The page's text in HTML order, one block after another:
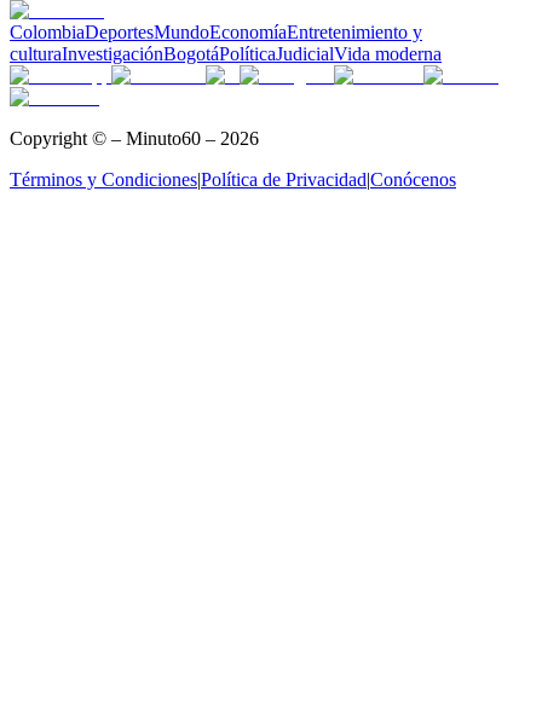
ColombiaDeportesMundoEconomíaEntretenimiento y
culturaInvestigaciónBogotáPolíticaJudicialVida moderna
Copyright © – Minuto60 – 2026
Términos y Condiciones|Política de Privacidad|Conócenos